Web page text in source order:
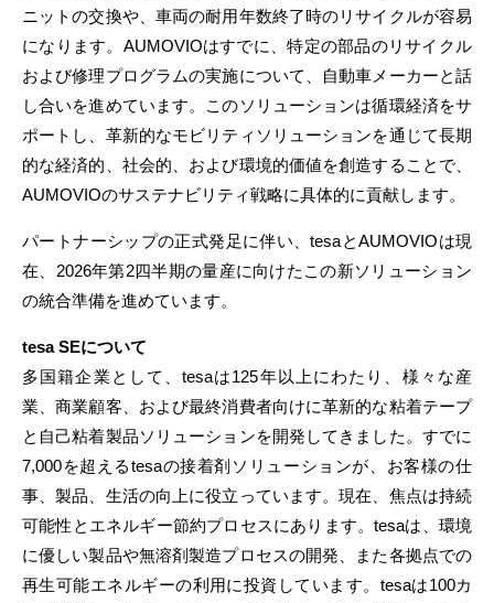
ニットの交換や、車両の耐用年数終了時のリサイクルが容易
になります。AUMOVIOはすでに、特定の部品のリサイクル
および修理プログラムの実施について、自動車メーカーと話
し合いを進めています。このソリューションは循環経済をサ
ポートし、革新的なモビリティソリューションを通じて長期
的な経済的、社会的、および環境的価値を創造することで、
AUMOVIOのサステナビリティ戦略に具体的に貢献します。
パートナーシップの正式発足に伴い、tesaとAUMOVIOは現
在、2026年第2四半期の量産に向けたこの新ソリューション
の統合準備を進めています。
tesa SEについて
多国籍企業として、tesaは125年以上にわたり、様々な産
業、商業顧客、および最終消費者向けに革新的な粘着テープ
と自己粘着製品ソリューションを開発してきました。すでに
7,000を超えるtesaの接着剤ソリューションが、お客様の仕
事、製品、生活の向上に役立っています。現在、焦点は持続
可能性とエネルギー節約プロセスにあります。tesaは、環境
に優しい製品や無溶剤製造プロセスの開発、また各拠点での
再生可能エネルギーの利用に投資しています。tesaは100カ